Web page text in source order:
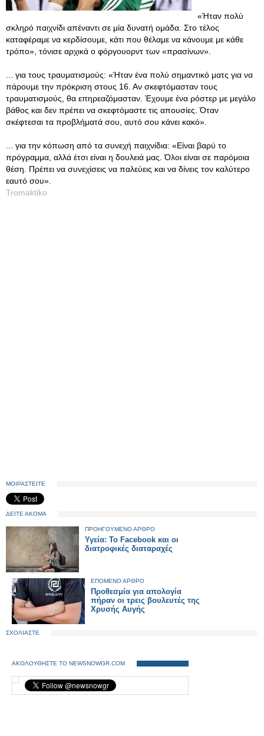
«Ήταν πολύ
σκληρό παιχνίδι απέναντι σε μία δυνατή ομάδα. Στο τέλος
καταφέραμε να κερδίσουμε, κάτι που θέλαμε να κάνουμε με κάθε
τρόπο», τόνισε αρχικά ο φόργουορντ των «πρασίνων».
... για τους τραυματισμούς: «Ήταν ένα πολύ σημαντικό ματς για να
πάρουμε την πρόκριση στους 16. Αν σκεφτόμασταν τους
τραυματισμούς, θα επηρεαζόμασταν. Έχουμε ένα ρόστερ με μεγάλο
βάθος και δεν πρέπει να σκεφτόμαστε τις απουσίες. Όταν
σκέφτεσαι τα προβλήματά σου, αυτό σου κάνει κακό».
... για την κόπωση από τα συνεχή παιχνίδια: «Είναι βαρύ το
πρόγραμμα, αλλά έτσι είναι η δουλειά μας. Όλοι είναι σε παρόμοια
θέση. Πρέπει να συνεχίσεις να παλεύεις και να δίνεις τον καλύτερο
εαυτό σου».
Tromaktiko
ΜΟΙΡΑΣΤΕΙΤΕ
ΔΕΙΤΕ ΑΚΟΜΑ
ΠΡΟΗΓΟΥΜΕΝΟ ΑΡΘΡΟ
Υγεία: Το Facebook και οι
διατροφικές διαταραχές
ΕΠΟΜΕΝΟ ΑΡΘΡΟ
Προθεσμία για απολογία
πήραν οι τρεις βουλευτές της
Χρυσής Αυγής
ΣΧΟΛΙΑΣΤΕ
ΑΚΟΛΟΥΘΗΣΤΕ ΤΟ NEWSNOWGR.COM